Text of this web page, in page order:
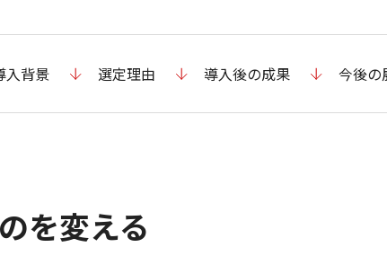
入背景 選定理由 導入後の成果 今後の
を変える